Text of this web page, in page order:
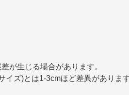
が生じる場合があります。
ズ)とは1-3cmほど差異がありま